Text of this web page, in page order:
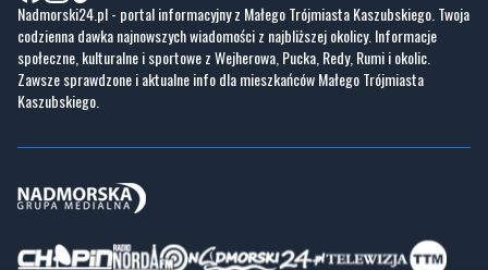
Nadmorski24.pl - portal informacyjny z Małego Trójmiasta Kaszubskiego. Twoja
codzienna dawka najnowszych wiadomości z najbliższej okolicy. Informacje
społeczne, kulturalne i sportowe z Wejherowa, Pucka, Redy, Rumi i okolic.
Zawsze sprawdzone i aktualne info dla mieszkańców Małego Trójmiasta
Kaszubskiego.